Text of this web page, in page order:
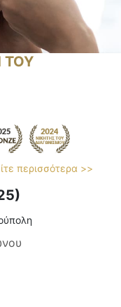
ΤΟΥ
περισσότερα >>